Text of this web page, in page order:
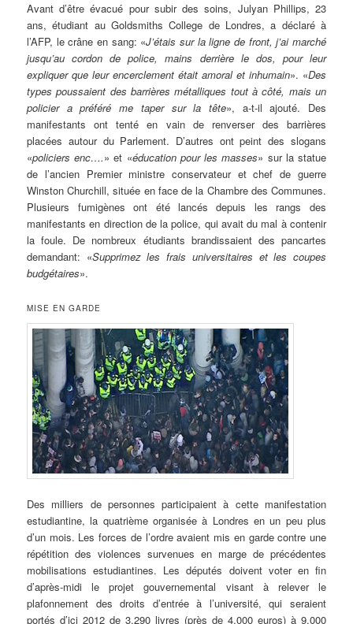
Avant d’être évacué pour subir des soins, Julyan Phillips, 23
ans, étudiant au Goldsmiths College de Londres, a déclaré à
l’AFP, le crâne en sang: «J’étais sur la ligne de front, j’ai marché
jusqu’au cordon de police, mains derrière le dos, pour leur
expliquer que leur encerclement était amoral et inhumain». «Des
types poussaient des barrières métalliques tout à côté, mais un
policier a préféré me taper sur la tête», a-t-il ajouté. Des
manifestants ont tenté en vain de renverser des barrières
placées autour du Parlement. D’autres ont peint des slogans
«policiers enc….» et «éducation pour les masses» sur la statue
de l’ancien Premier ministre conservateur et chef de guerre
Winston Churchill, située en face de la Chambre des Communes.
Plusieurs fumigènes ont été lancés depuis les rangs des
manifestants en direction de la police, qui avait du mal à contenir
la foule. De nombreux étudiants brandissaient des pancartes
demandant: «Supprimez les frais universitaires et les coupes
budgétaires».
MISE EN GARDE
Des milliers de personnes participaient à cette manifestation
estudiantine, la quatrième organisée à Londres en un peu plus
d’un mois. Les forces de l’ordre avaient mis en garde contre une
répétition des violences survenues en marge de précédentes
mobilisations estudiantines. Les députés doivent voter en fin
d’après-midi le projet gouvernemental visant à relever le
plafonnement des droits d’entrée à l’université, qui seraient
portés d’ici 2012 de 3.290 livres (près de 4.000 euros) à 9.000